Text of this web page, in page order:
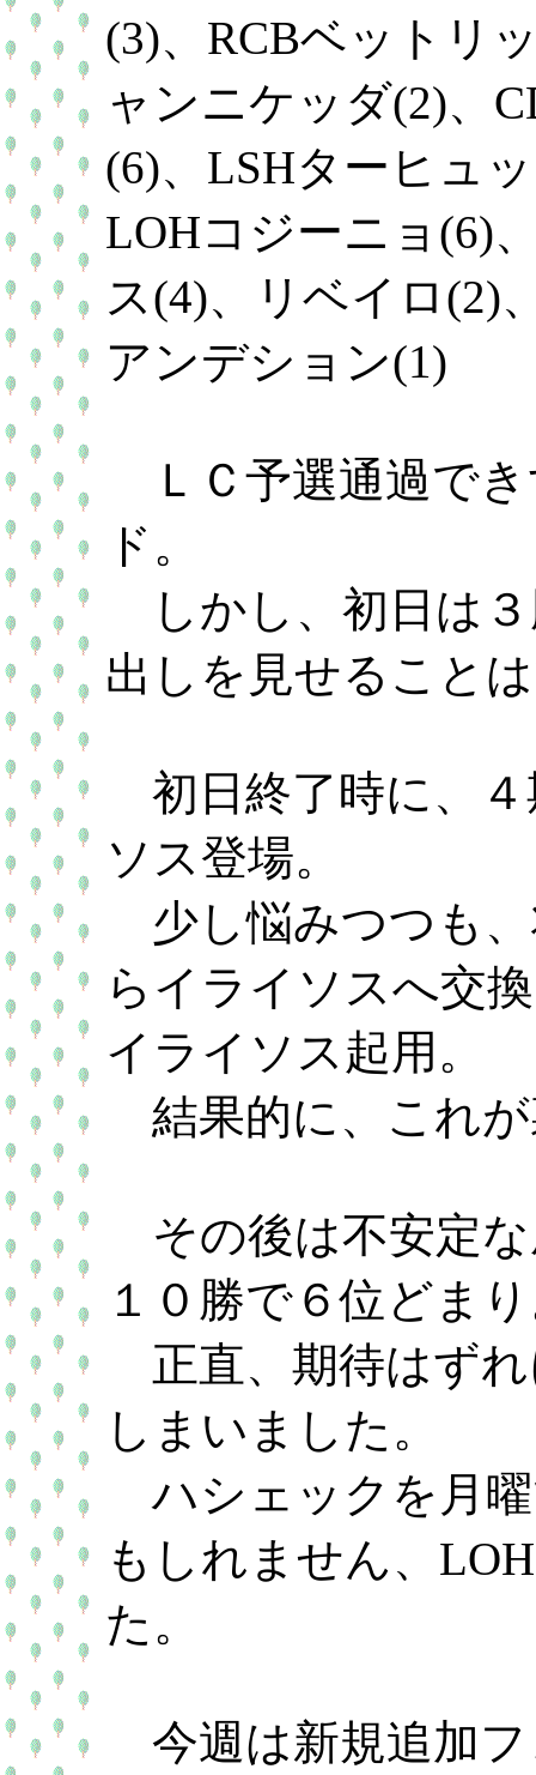
(3)、RCBベットリ
ャンニケッダ(2)、
(6)、LSHターヒュ
LOHコジーニョ(6)
ス(4)、リベイロ(2)
アンデション(1)
ＬＣ予選通過でき
ド。
しかし、初日は
出しを見せること
初日終了時に、
ソス登場。
少し悩みつつも
らイライソスへ交
イライソス起用。
結果的に、これ
その後は不安定
１０勝で６位どま
正直、期待はず
しまいました。
ハシェックを月
もしれません、
た。
今週は新規追加